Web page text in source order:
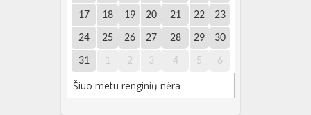
17 18 19 20 21 22 23
24 25 26 27 28 29 30
31 1 2 3 4 5 6
Šiuo metu renginių nėra